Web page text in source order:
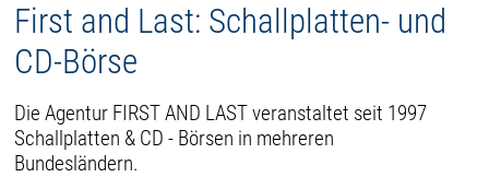
First and Last: Schallplatten- und
CD-Börse
Die Agentur FIRST AND LAST veranstaltet seit 1997
Schallplatten & CD - Börsen in mehreren
Bundesländern.